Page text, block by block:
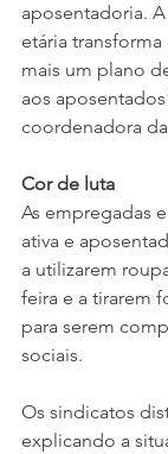
aposentadoria.
etária
mais um plano
aos
coordenadora da
Cor de luta
As empregadas
ativa e
a utilizarem
feira e a tirarem
para serem
sociais.
Os sindicatos
explicando a